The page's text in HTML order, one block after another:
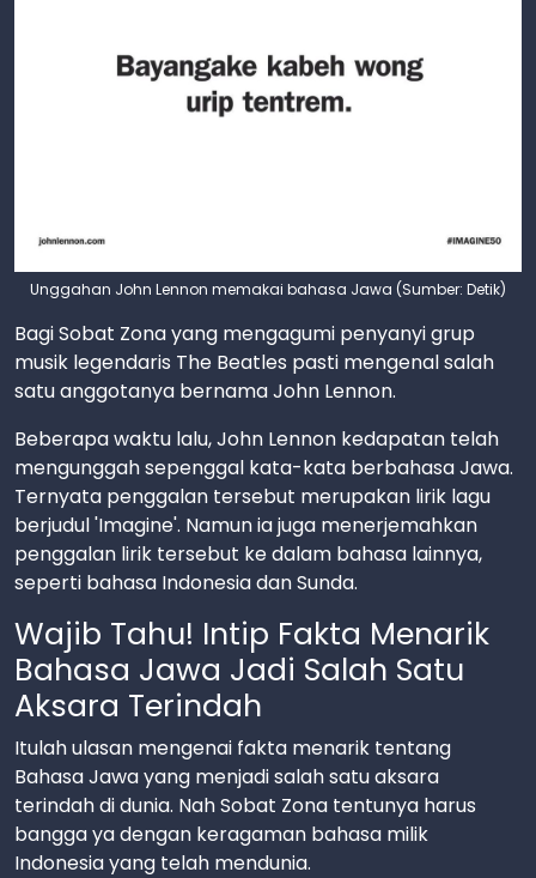
Unggahan John Lennon memakai bahasa Jawa (Sumber: Detik)
Bagi Sobat Zona yang mengagumi penyanyi grup
musik legendaris The Beatles pasti mengenal salah
satu anggotanya bernama John Lennon.
Beberapa waktu lalu, John Lennon kedapatan telah
mengunggah sepenggal kata-kata berbahasa Jawa.
Ternyata penggalan tersebut merupakan lirik lagu
berjudul 'Imagine'. Namun ia juga menerjemahkan
penggalan lirik tersebut ke dalam bahasa lainnya,
seperti bahasa Indonesia dan Sunda.
Wajib Tahu! Intip Fakta Menarik
Bahasa Jawa Jadi Salah Satu
Aksara Terindah
Itulah ulasan mengenai fakta menarik tentang
Bahasa Jawa yang menjadi salah satu aksara
terindah di dunia. Nah Sobat Zona tentunya harus
bangga ya dengan keragaman bahasa milik
Indonesia yang telah mendunia.